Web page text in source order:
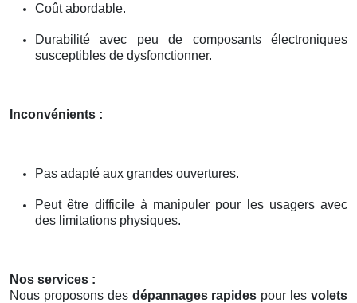
Coût abordable.
Durabilité avec peu de composants électroniques
susceptibles de dysfonctionner.
Inconvénients :
Pas adapté aux grandes ouvertures.
Peut être difficile à manipuler pour les usagers avec
des limitations physiques.
Nos services :
Nous proposons des dépannages rapides pour lesvolets